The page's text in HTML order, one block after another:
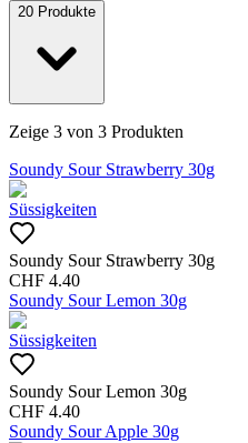
20 Produkte
Zeige 3 von 3 Produkten
Soundy Sour Strawberry 30g
Süssigkeiten
Soundy Sour Strawberry 30g
CHF 4.40
Soundy Sour Lemon 30g
Süssigkeiten
Soundy Sour Lemon 30g
CHF 4.40
Soundy Sour Apple 30g